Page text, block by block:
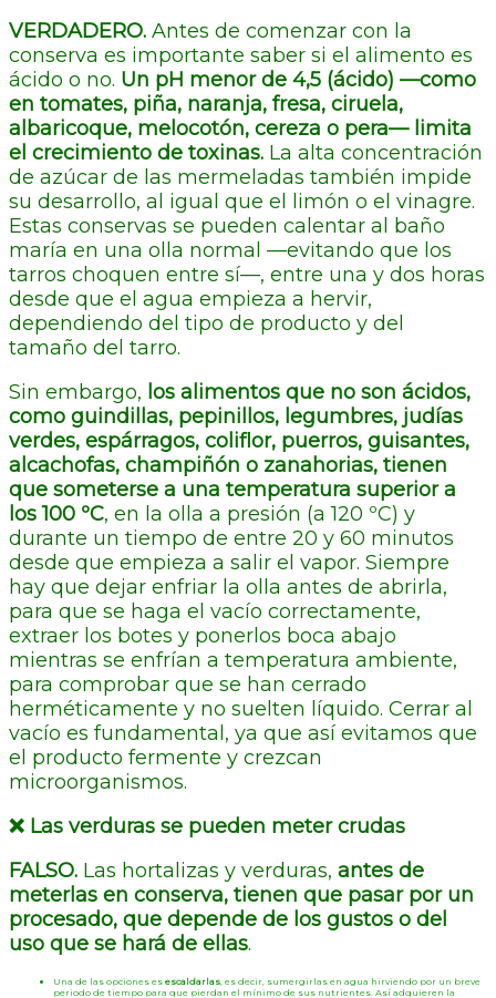
VERDADERO. Antes de comenzar con la
conserva es importante saber si el alimento es
ácido o no. Un pH menor de 4,5 (ácido) —como
en tomates, piña, naranja, fresa, ciruela,
albaricoque, melocotón, cereza o pera— limita
el crecimiento de toxinas. La alta concentración
de azúcar de las mermeladas también impide
su desarrollo, al igual que el limón o el vinagre.
Estas conservas se pueden calentar al baño
maría en una olla normal —evitando que los
tarros choquen entre sí—, entre una y dos horas
desde que el agua empieza a hervir,
dependiendo del tipo de producto y del
tamaño del tarro.
Sin embargo, los alimentos que no son ácidos,
como guindillas, pepinillos, legumbres, judías
verdes, espárragos, coliflor, puerros, guisantes,
alcachofas, champiñón o zanahorias, tienen
que someterse a una temperatura superior a
los 100 ºC, en la olla a presión (a 120 ºC) y
durante un tiempo de entre 20 y 60 minutos
desde que empieza a salir el vapor. Siempre
hay que dejar enfriar la olla antes de abrirla,
para que se haga el vacío correctamente,
extraer los botes y ponerlos boca abajo
mientras se enfrían a temperatura ambiente,
para comprobar que se han cerrado
herméticamente y no suelten líquido. Cerrar al
vacío es fundamental, ya que así evitamos que
el producto fermente y crezcan
microorganismos.
❌ Las verduras se pueden meter crudas
FALSO. Las hortalizas y verduras, antes de
meterlas en conserva, tienen que pasar por un
procesado, que depende de los gustos o del
uso que se hará de ellas.
Una de las opciones es escaldarlas , es decir, sumergirlas en agua hirviendo por un breve
periodo de tiempo para que pierdan el mínimo de sus nutrientes. Así adquieren la